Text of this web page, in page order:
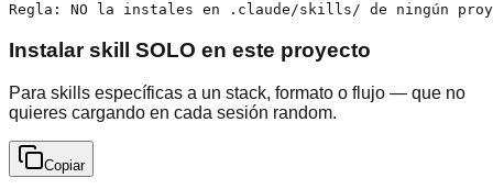
Regla: NO la instales en .claude/skills/ de ningún
Instalar skill SOLO en este proyecto
Para skills específicas a un stack, formato o flujo — que no
quieres cargando en cada sesión random.
Copiar